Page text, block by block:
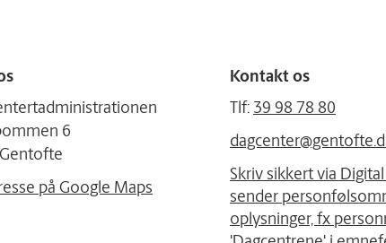
6
på Google Maps
Kontakt os
Tlf: 39 98 78 80
Skriv sikkert via
sender
oplysninger, fx